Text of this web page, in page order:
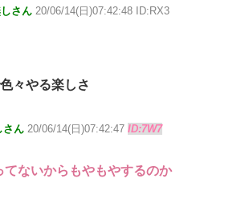
さん 20/06/14(日)07:42:48 ID:RX3
々やる楽しさ
さん 20/06/14(日)07:42:47 ID:7W7
てないからもやもやするのか